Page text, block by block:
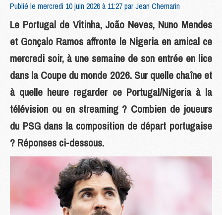
Publié le mercredi 10 juin 2026 à 11:27 parJean Chemarin
Le Portugal de Vitinha, João Neves, Nuno Mendes
et Gonçalo Ramos affronte le Nigeria en amical ce
mercredi soir, à une semaine de son entrée en lice
dans la Coupe du monde 2026. Sur quelle chaîne et
à quelle heure regarder ce Portugal/Nigeria à la
télévision ou en streaming ? Combien de joueurs
du PSG dans la composition de départ portugaise
? Réponses ci-dessous.